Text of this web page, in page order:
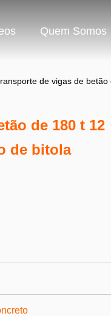
Quem Somos
de vigas de
de 180 t 12
de bitola